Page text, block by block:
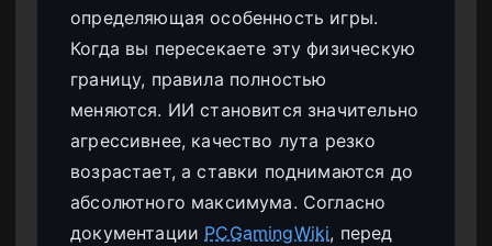
определяющая особенность игры.
Когда вы пересекаете эту физическую
границу, правила полностью
меняются. ИИ становится значительно
агрессивнее, качество лута резко
возрастает, а ставки поднимаются до
абсолютного максимума. Согласно
документации PCGamingWiki, перед